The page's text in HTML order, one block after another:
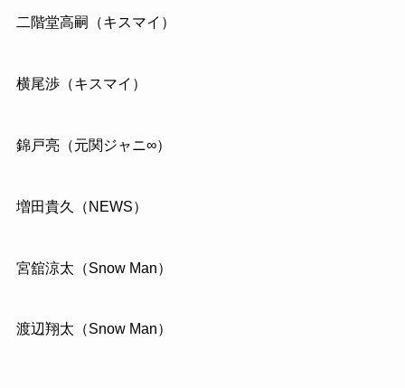
二階堂高嗣（キスマイ）
横尾渉（キスマイ）
錦戸亮（元関ジャニ∞）
増田貴久（NEWS）
宮舘涼太（Snow Man）
渡辺翔太（Snow Man）